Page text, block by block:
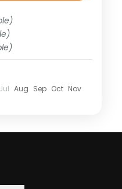
Jul Aug Sep Oct Nov